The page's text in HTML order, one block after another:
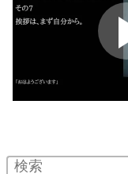
気
4
2.0倍速 （